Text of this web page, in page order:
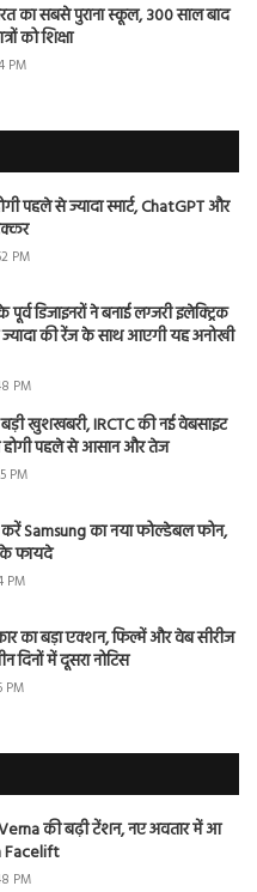
का सबसे पुराना स्कूल, 300 साल बाद
को शिक्षा
PM
पहले से ज्यादा स्मार्ट, ChatGPT और
PM
डिजाइनरों ने बनाई लग्जरी इलेक्ट्रिक
ज्यादा की रेंज के साथ आएगी यह अनोखी
PM
बड़ी खुशखबरी, IRCTC की नई वेबसाइट
होगी पहले से आसान और तेज
PM
Samsung का नया फोल्डेबल फोन,
फायदे
PM
का बड़ा एक्शन, फिल्में और वेब सीरीज
दिनों में दूसरा नोटिस
PM
की बढ़ी टेंशन, नए अवतार में आ
Facelift
PM